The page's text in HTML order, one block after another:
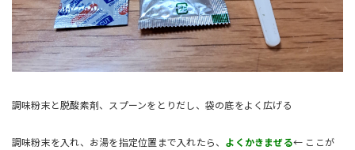
調味粉末と脱酸素剤、スプーンをとりだし、袋の底をよく広げる
調味粉末を入れ、お湯を指定位置まで入れたら、 よくかきまぜる← ここが